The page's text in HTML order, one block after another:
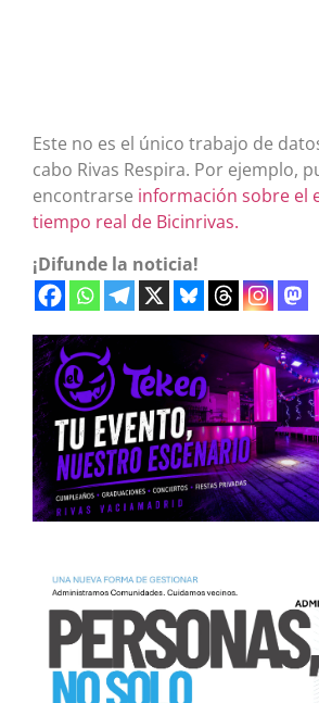
Este no es el único trabajo de
cabo Rivas Respira. Por ejemplo,
encontrarse información sobre el
tiempo real de Bicinrivas.
¡Difunde la noticia!